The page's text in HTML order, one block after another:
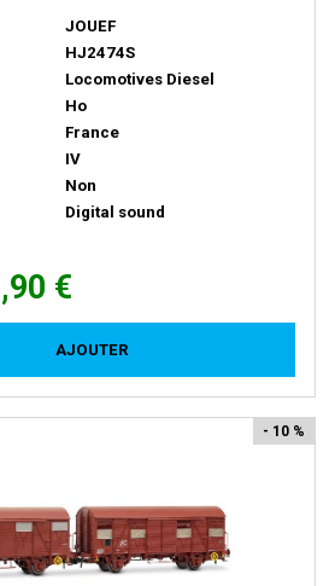
JOUEF
HJ2474S
Locomotives Diesel
Ho
France
IV
Non
Digital sound
€
AJOUTER
- 10 %